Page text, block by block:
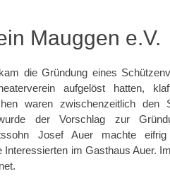
Mauggen e.V.
die Gründung eines
aufgelöst hatten,
waren zwischenzeitlich den
der Vorschlag zur
Josef Auer machte
im Gasthaus Auer.